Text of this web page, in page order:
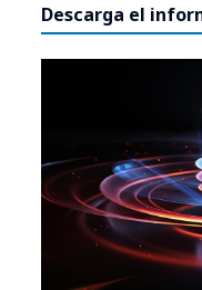
Descarga el